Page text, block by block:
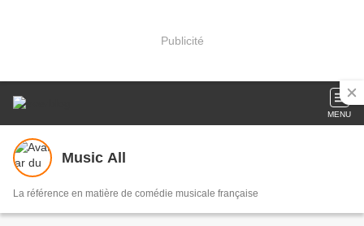
Publicité
MENU
Music All
La référence en matière de comédie musicale française